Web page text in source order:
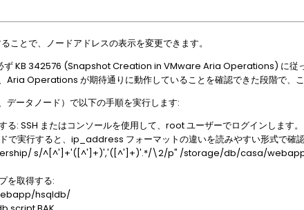
とで、ノードアドレスの表示を変更できます。
ず KB 342576 (Snapshot Creation in VMware Aria Operations) に従
Aria Operations が期待通りに動作していることを確認できた段階で、
データノード）で以下の手順を実行します:
る: SSH またはコンソールを使用して、root ユーザーでログインします。
で実行すると、ip_address フォーマットの違いを読みやすい形式で確認
s/^[^']+'([^']+)','([^']+)'.*/\2/p" /storage/db/casa/
を取得する:
hsqldb/